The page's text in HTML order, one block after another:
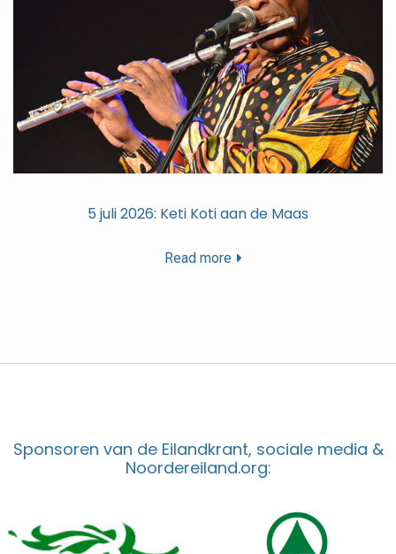
5 juli 2026: Keti Koti aan de Maas
Read more
Sponsoren van de Eilandkrant, sociale media &
Noordereiland.org: